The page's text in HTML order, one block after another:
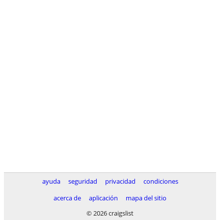
ayuda seguridad privacidad
condiciones
acerca de
aplicación
mapa del sitio
© 2026 craigslist